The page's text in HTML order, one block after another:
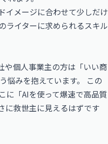
イメージに合わせて少しだけ
ライターに求められるスキル
や個人事業主の方は「いい商
悩みを抱えています。 この
に「AIを使って爆速で高品質
に救世主に見えるはずです